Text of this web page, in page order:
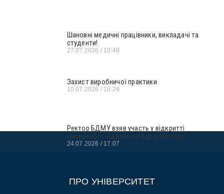
Шановні медичні працівники, викладачі та
студенти!
27.07.2026 10:48
Захист виробничої практики
10.07.2026 16:29
Ректор БДМУ взяв участь у відкритті
оновленого відділення Кардіоцентру
24.07.2026 17:07
ПРО УНІВЕРСИТЕТ